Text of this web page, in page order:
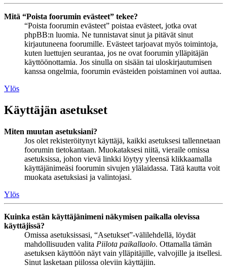
Mitä “Poista foorumin evästeet” tekee?
“Poista foorumin evästeet” poistaa evästeet, jotka ovat
phpBB:n luomia. Ne tunnistavat sinut ja pitävät sinut
kirjautuneena foorumille. Evästeet tarjoavat myös toimintoja,
kuten luettujen seurantaa, jos ne ovat foorumin ylläpitäjän
käyttöönottamia. Jos sinulla on sisään tai uloskirjautumisen
kanssa ongelmia, foorumin evästeiden poistaminen voi auttaa.
Ylös
Käyttäjän asetukset
Miten muutan asetuksiani?
Jos olet rekisteröitynyt käyttäjä, kaikki asetuksesi tallennetaan
foorumin tietokantaan. Muokataksesi niitä, vieraile omissa
asetuksissa, johon vievä linkki löytyy yleensä klikkaamalla
käyttäjänimeäsi foorumin sivujen ylälaidassa. Tätä kautta voit
muokata asetuksiasi ja valintojasi.
Ylös
Kuinka estän käyttäjänimeni näkymisen paikalla olevissa
käyttäjissä?
Omissa asetuksissasi, “Asetukset”-välilehdellä, löydät
mahdollisuuden valita Piilota paikallaolo. Ottamalla tämän
asetuksen käyttöön näyt vain ylläpitäjille, valvojille ja itsellesi.
Sinut lasketaan piilossa oleviin käyttäjiin.